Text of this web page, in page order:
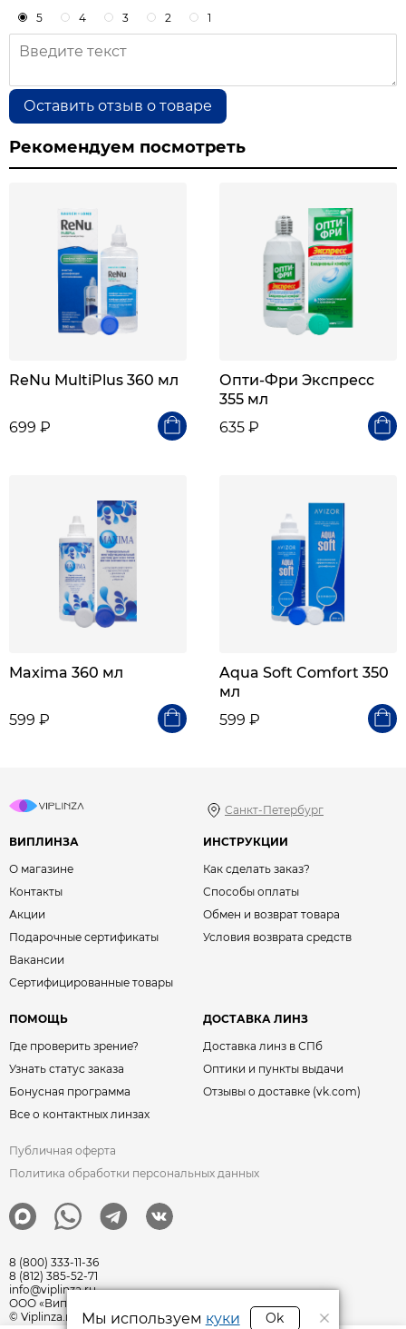
5 4 3 2 1
Оставить отзыв о товаре
Рекомендуем посмотреть
ReNu MultiPlus 360 мл
699 ₽
Опти-Фри Экспресс
355 мл
635 ₽
Maxima 360 мл
599 ₽
Aqua Soft Comfort 350
мл
599 ₽
Санкт-Петербург
ВИПЛИНЗА
О магазине
Контакты
Акции
Подарочные сертификаты
Вакансии
Сертифицированные товары
ИНСТРУКЦИИ
Как сделать заказ?
Способы оплаты
Обмен и возврат товара
Условия возврата средств
ПОМОЩЬ
Где проверить зрение?
Узнать статус заказа
Бонусная программа
Все о контактных линзах
ДОСТАВКА ЛИНЗ
Доставка линз в СПб
Оптики и пункты выдачи
Отзывы о доставке (vk.com)
Публичная оферта
Политика обработки персональных данных
8 (800) 333-11-36
8 (812) 385-52-71
info@viplinza.ru
ООО «Виплинза» ОГРН: 1217800011351
© Viplinza.ru 2009—2026 г
Мы используем куки Ok